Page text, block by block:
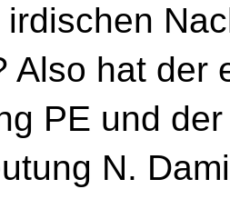
irdischen
Also hat der
PE und
N.